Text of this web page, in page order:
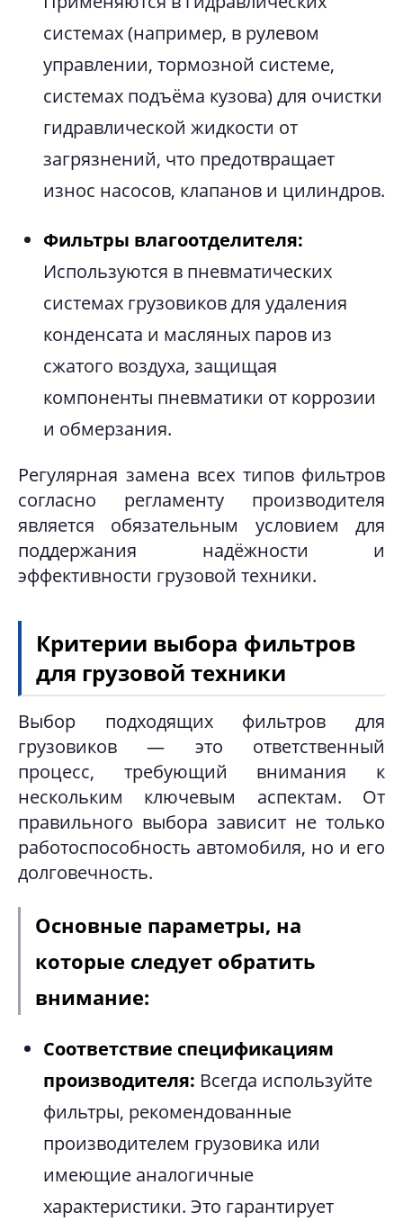
системах (например, в рулевом
управлении, тормозной системе,
системах подъёма кузова) для очистки
гидравлической жидкости от
загрязнений, что предотвращает
износ насосов, клапанов и цилиндров.
Фильтры влагоотделителя:
Используются в пневматических
системах грузовиков для удаления
конденсата и масляных паров из
сжатого воздуха, защищая
компоненты пневматики от коррозии
и обмерзания.
Регулярная замена всех типов фильтров
согласно регламенту производителя
является обязательным условием для
поддержания надёжности и
эффективности грузовой техники.
Критерии выбора фильтров
для грузовой техники
Выбор подходящих фильтров для
грузовиков — это ответственный
процесс, требующий внимания к
нескольким ключевым аспектам. От
правильного выбора зависит не только
работоспособность автомобиля, но и его
долговечность.
Основные параметры, на
которые следует обратить
внимание:
Соответствие спецификациям
производителя: Всегда используйте
фильтры, рекомендованные
производителем грузовика или
имеющие аналогичные
характеристики. Это гарантирует